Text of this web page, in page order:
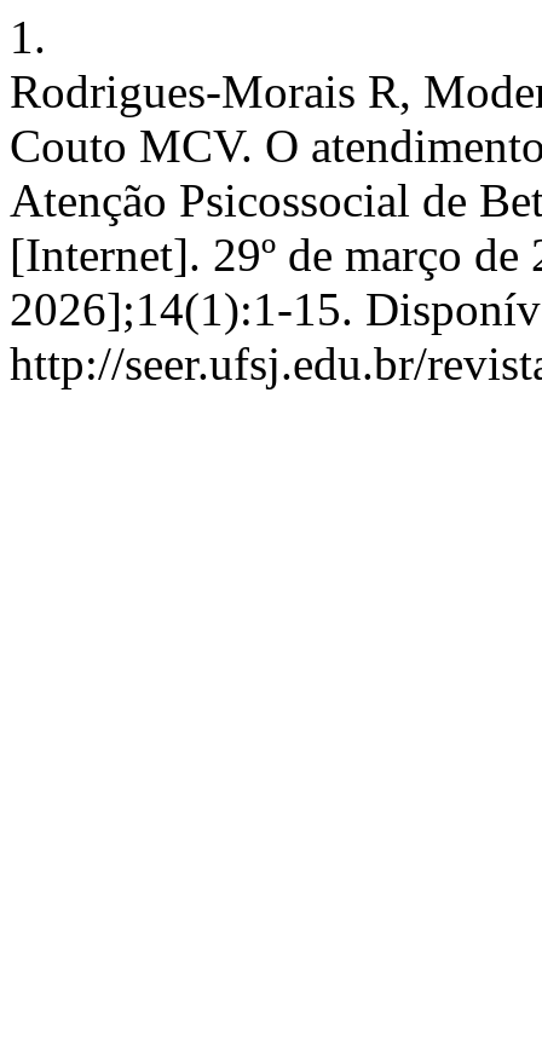
1.
Rodrigues-Morais R,
Couto MCV. O
Atenção Psicossocial de
[Internet]. 29º de março de
2026];14(1):1-15.
http://seer.ufsj.edu.br/